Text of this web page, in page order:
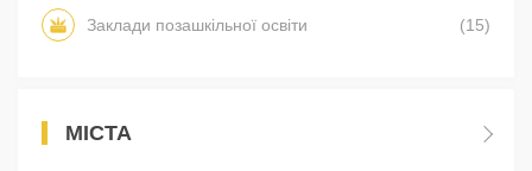
Заклади позашкільної освіти (15)
МІСТА